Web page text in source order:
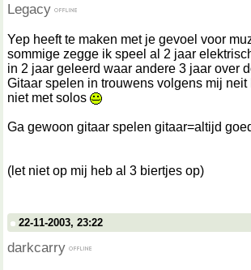
Legacy
Yep heeft te maken met je gevoel voor
sommige zegge ik speel al 2 jaar
in 2 jaar geleerd waar andere 3 jaar over
Gitaar spelen in trouwens volgens mij neit
niet met solos
Ga gewoon gitaar spelen gitaar=altijd
(let niet op mij heb al 3 biertjes op)
22-11-2003, 23:22
darkcarry